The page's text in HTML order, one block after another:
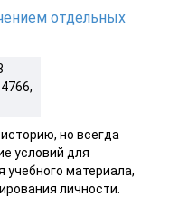
отдельных
но всегда
условий для
учебного материала,
личности.